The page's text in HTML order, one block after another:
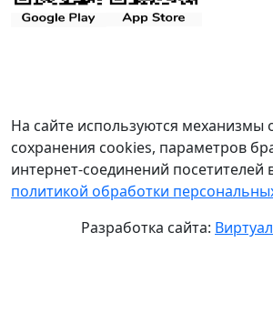
На сайте используются механизмы
сохранения cookies, параметров
интернет-соединений посетителей
политикой обработки
Разработка сайта: